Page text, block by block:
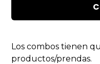
Los combos tienen
productos/prendas.